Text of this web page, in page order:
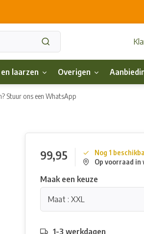
laarzen Overigen
Stuur ons een WhatsApp
99,95
Nog 1
Op voorraad in
Maak een keuze
Maat : XXL
1-3 werkdagen